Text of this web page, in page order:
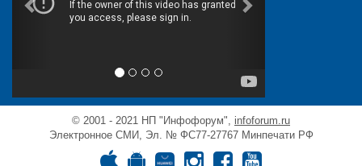
© 2001 - 2021 НП "Инфофорум", infoforum.ru
Электронное СМИ, Эл. № ФС77-27767 Минпечати РФ